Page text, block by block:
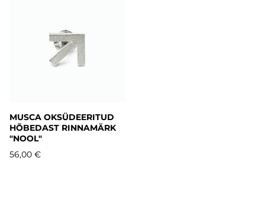
MUSCA OKSÜDEERITUD
HÕBEDAST RINNAMÄRK
"NOOL"
56,00 €